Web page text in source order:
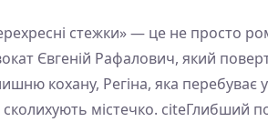
стежки» — це не просто
Євгеній Рафалович, який
кохану, Регіна, яка перебуває
містечко. citeГлибший